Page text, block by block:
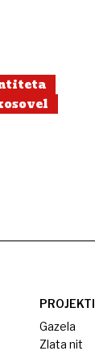
PROJEKTI
Gazela
Zlata nit